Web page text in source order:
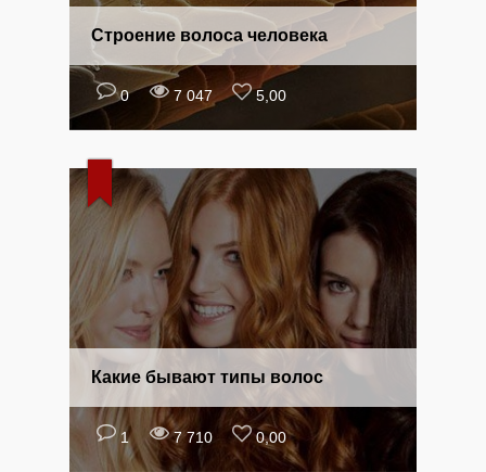
0 7 047 5,00
Строение волоса человека
1 7 710 0,00
Какие бывают типы волос